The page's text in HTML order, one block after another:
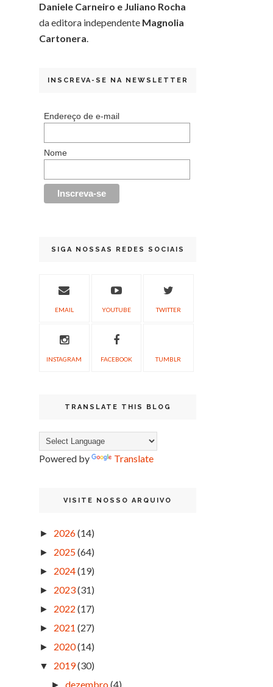
Daniele Carneiro e Juliano Rocha
da editora independente Magnolia
Cartonera.
INSCREVA-SE NA NEWSLETTER
Endereço de e-mail
Nome
SIGA NOSSAS REDES SOCIAIS
EMAIL YOUTUBE TWITTER
INSTAGRAM FACEBOOK TUMBLR
TRANSLATE THIS BLOG
Powered by Translate
VISITE NOSSO ARQUIVO
► 2026(14)
► 2025(64)
► 2024(19)
► 2023(31)
► 2022 (17)
► 2021 (27)
► 2020(14)
▼ 2019(30)
►dezembro(4)